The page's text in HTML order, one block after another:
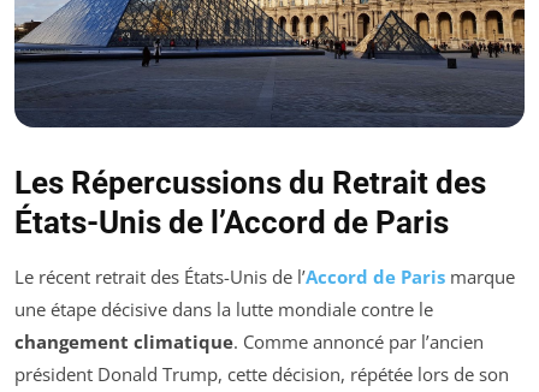
Les Répercussions du Retrait des
États-Unis de l’Accord de Paris
Le récent retrait des États-Unis de l’Accord de Paris marque
une étape décisive dans la lutte mondiale contre le
changement climatique. Comme annoncé par l’ancien
président Donald Trump, cette décision, répétée lors de son